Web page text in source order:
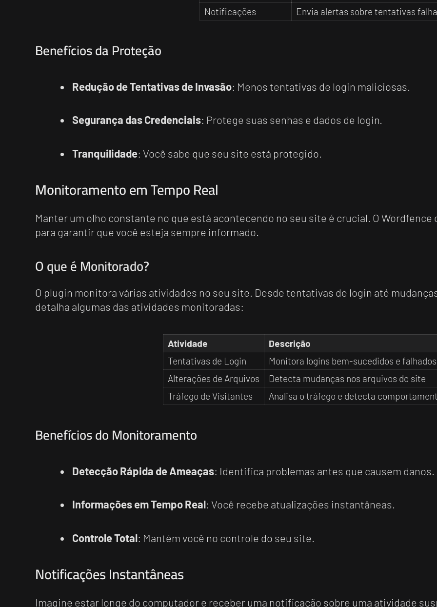
Notificações
Envia alertas sobre tentativas
Benefícios da Proteção
Redução de Tentativas de Invasão: Menos tentativas de login maliciosas.
Segurança das Credenciais: Protege suas senhas e dados de login.
Tranquilidade: Você sabe que seu site está protegido.
Monitoramento em Tempo Real
Manter um olho constante no que está acontecendo no seu site é crucial. O
para garantir que você esteja sempre informado.
O que é Monitorado?
O plugin monitora várias atividades no seu site. Desde tentativas de login até
detalha algumas das atividades monitoradas:
Atividade
Descrição
Tentativas de Login
Monitora logins bem-sucedidos e falhados
Alterações de Arquivos
Detecta mudanças nos arquivos do site
Tráfego de Visitantes
Analisa o tráfego e detecta
Benefícios do Monitoramento
Detecção Rápida de Ameaças: Identifica problemas antes que causem danos.
Informações em Tempo Real: Você recebe atualizações instantâneas.
Controle Total: Mantém você no controle do seu site.
Notificações Instantâneas
Imagine estar longe do computador e receber uma notificação sobre uma atividade